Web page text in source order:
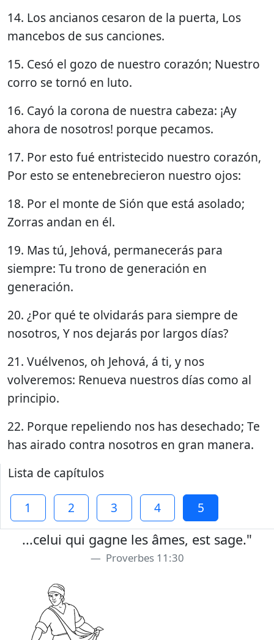
14. Los ancianos cesaron de la puerta, Los
mancebos de sus canciones.
15. Cesó el gozo de nuestro corazón; Nuestro
corro se tornó en luto.
16. Cayó la corona de nuestra cabeza: ¡Ay
ahora de nosotros! porque pecamos.
17. Por esto fué entristecido nuestro corazón,
Por esto se entenebrecieron nuestro ojos:
18. Por el monte de Sión que está asolado;
Zorras andan en él.
19. Mas tú, Jehová, permanecerás para
siempre: Tu trono de generación en
generación.
20. ¿Por qué te olvidarás para siempre de
nosotros, Y nos dejarás por largos días?
21. Vuélvenos, oh Jehová, á ti, y nos
volveremos: Renueva nuestros días como al
principio.
22. Porque repeliendo nos has desechado; Te
has airado contra nosotros en gran manera.
Lista de capítulos
1 2 3 4 5
...celui qui gagne les âmes, est sage."
Proverbes 11:30